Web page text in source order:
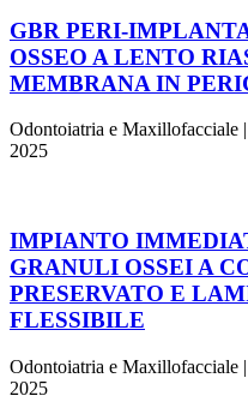
GBR PERI-
OSSEO A LENTO
MEMBRANA IN
Odontoiatria e Maxillofacciale |
2025
IMPIANTO
GRANULI OSSEI A
PRESERVATO E
FLESSIBILE
Odontoiatria e Maxillofacciale |
2025